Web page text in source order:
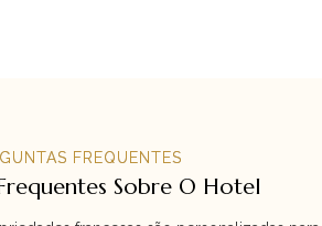
FREQUENTES
Sobre O Hotel